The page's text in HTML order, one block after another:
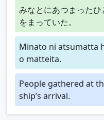
みなとにあつまったひ
をまっていた。
Minato ni atsumatta
o matteita.
People gathered at
ship’s arrival.